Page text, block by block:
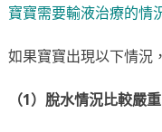
寶寶需要輸液治療的情
如果寶寶出現以下情況
（1）脫水情況比較嚴重